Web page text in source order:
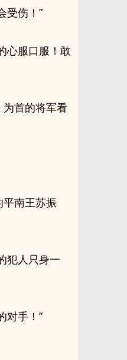
受伤！”
心服口服！敢
首的将军看
南王苏振
犯人只身一
对手！”